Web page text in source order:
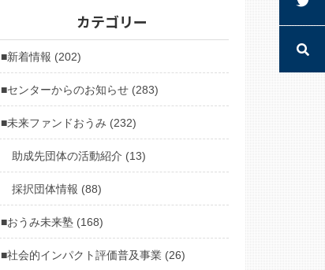
カテゴリー
■新着情報 (202)
■センターからのお知らせ (283)
■未来ファンドおうみ (232)
助成先団体の活動紹介 (13)
採択団体情報 (88)
■おうみ未来塾 (168)
■社会的インパクト評価普及事業 (26)